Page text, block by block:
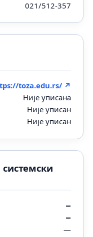
021/512-357
toza.edu.rs/ ↗
Није уписана
Није уписан
Није уписан
—
—
—